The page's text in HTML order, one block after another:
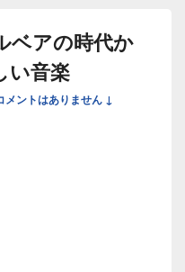
アの時代か
い音楽
メントはありません ↓